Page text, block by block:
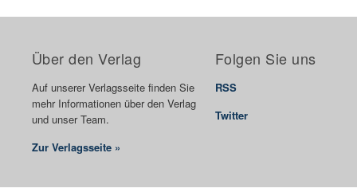
Über den Verlag
Auf unserer Verlagsseite finden Sie
mehr Informationen über den Verlag
und unser Team.
Zur Verlagsseite »
Folgen Sie uns
RSS
Twitter